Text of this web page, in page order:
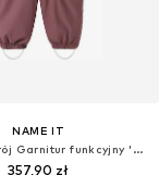
NAME IT
Regularny krój Garnitur funkcyjny 'NMNSnow10'
357,90 zł